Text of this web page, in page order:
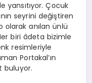
yansıtıyor. Çocuk
seyrini değiştiren
olarak anılan ünlü
biri âdeta bizimle
resimleriyle
Portakal’ın
buluyor.